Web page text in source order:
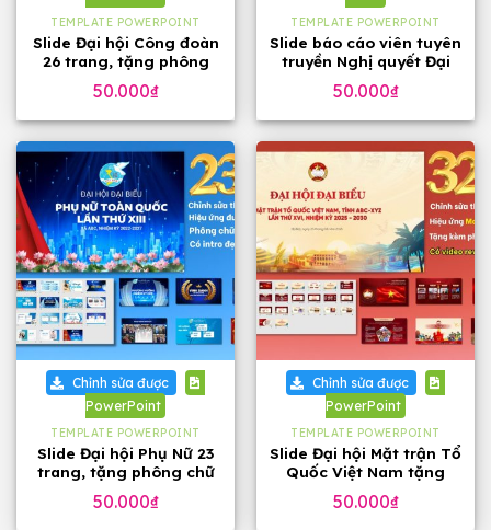
TEMPLATE POWERPOINT
Slide Đại hội Công đoàn
26 trang, tặng phông
50.000₫
TEMPLATE POWERPOINT
Slide báo cáo viên tuyên
truyền Nghị quyết Đại
trang
50.000₫
Chỉnh sửa được
PowerPoint
TEMPLATE POWERPOINT
Slide Đại hội Phụ Nữ 23
trang, tặng phông chữ
50.000₫
Chỉnh sửa được
PowerPoint
TEMPLATE POWERPOINT
Slide Đại hội Mặt trận Tổ
Quốc Việt Nam tặng
50.000₫